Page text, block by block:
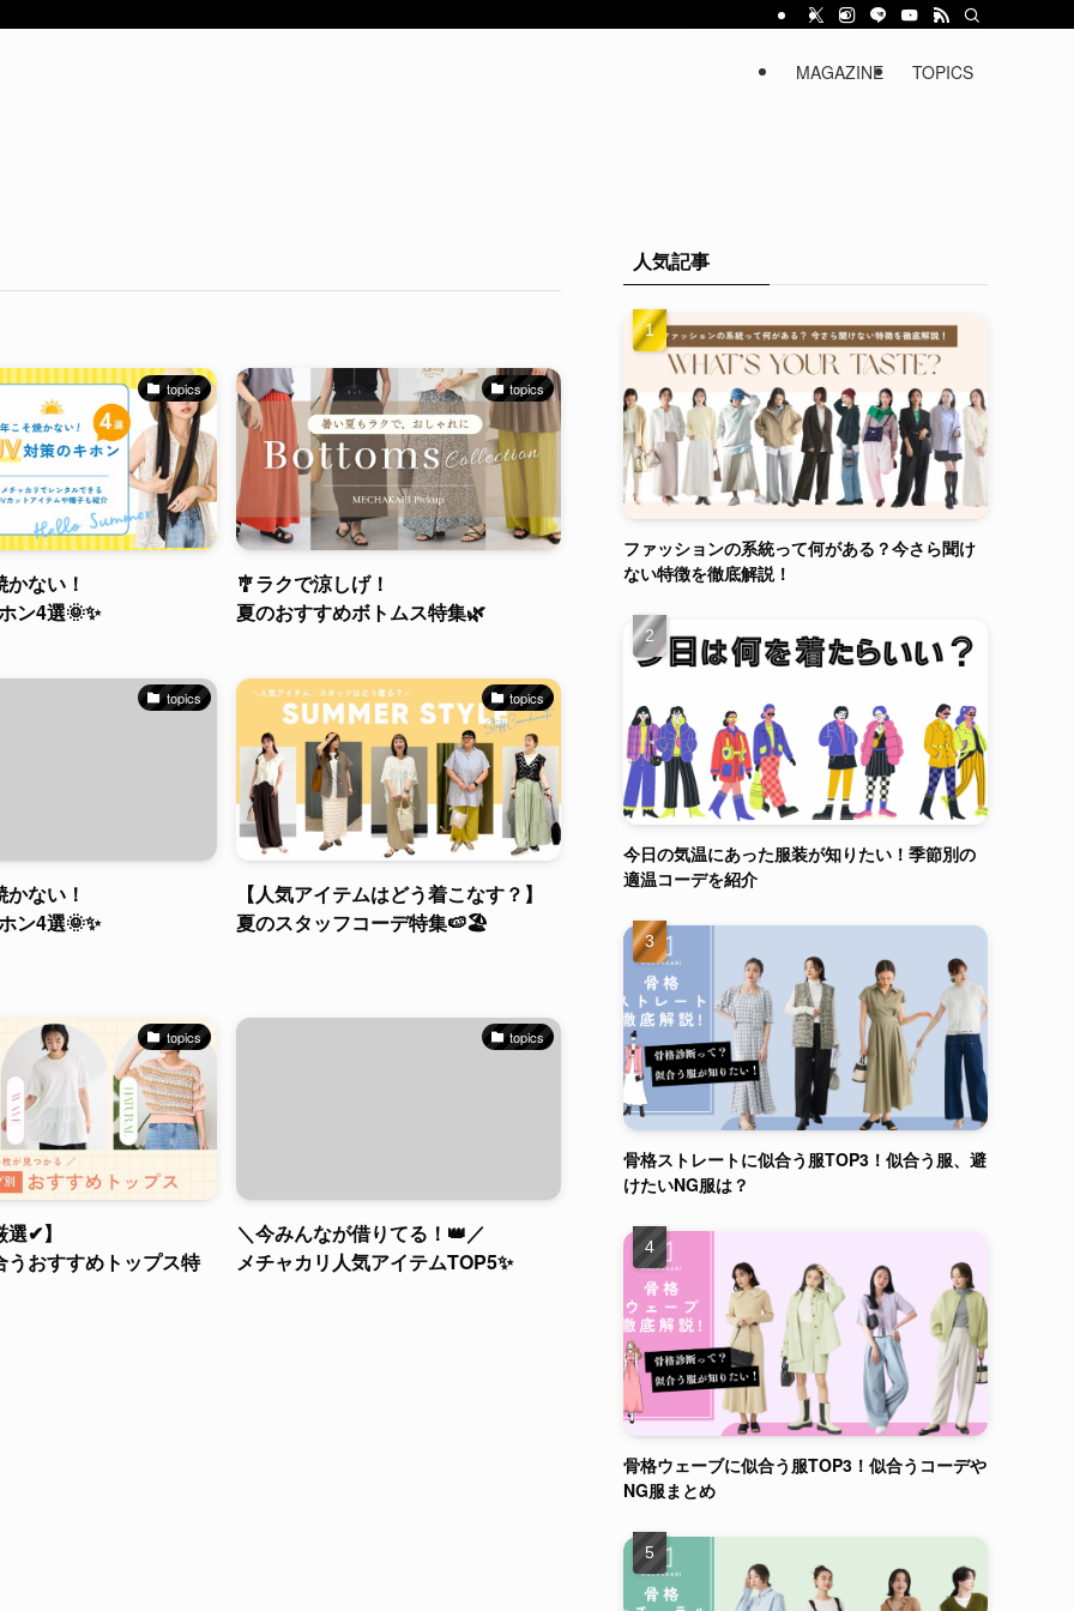
MAGAZINE TOPICS
topics
ない！
ン4選🌞✨
topics
🎐ラクで涼しげ！
夏のおすすめボトムス特集🌿
topics
ない！
ン4選🌞✨
topics
【人気アイテムはどう着こなす？】
夏のスタッフコーデ特集🍉🏖️
topics
✔】
うおすすめトップス特
topics
＼今みんなが借りてる！👑／
メチャカリ人気アイテムTOP5✨
人気記事
ファッションの系統って何がある？今さら聞け
ない特徴を徹底解説！
今日の気温にあった服装が知りたい！季節別の
適温コーデを紹介
骨格ストレートに似合う服TOP3！似合う服、避
けたいNG服は？
骨格ウェーブに似合う服TOP3！似合うコーデや
NG服まとめ